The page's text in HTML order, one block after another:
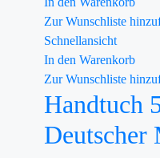
Zur Wunschliste
Schnellansicht
In den Warenkorb
Zur Wunschliste
Handtuch
Deutscher